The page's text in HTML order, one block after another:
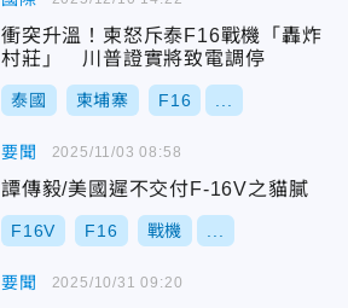
衝突升溫！柬怒斥泰F16戰機「轟炸
村莊」 川普證實將致電調停
泰國 柬埔寨 F16
要聞
譚傳毅/美國遲不交付F-16V之貓膩
F16V F16 戰機
2025/11/03 08:58
要聞 2025/10/31 09:20